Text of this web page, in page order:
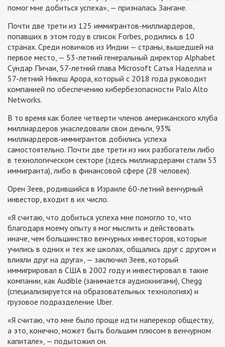
помог мне добиться успеха», — призналась Зангане.
Почти две трети из 125 иммигрантов-миллиардеров,
попавших в этом году в список Forbes, родились в 10
странах. Среди новичков из Индии — страны, вышедшей на
первое место, — 53-летний генеральный директор Alphabet
Сундар Пичаи, 57-летний глава Microsoft Сатья Наделла и
57-летний Никеш Арора, который с 2018 года руководит
компанией по обеспечению кибербезопасности Palo Alto
Networks.
В то время как более четверти членов американского клуба
миллиардеров унаследовали свои деньги, 93%
миллиардеров-иммигрантов добились успеха
самостоятельно. Почти две трети из них разбогатели либо
в технологическом секторе (здесь миллиардерами стали 53
иммигранта), либо в финансовой сфере (28 человек).
Орен Зеев, родившийся в Израиле 60-летний венчурный
инвестор, входит в их число.
«Я считаю, что добиться успеха мне помогло то, что
благодаря моему опыту я мог мыслить и действовать
иначе, чем большинство венчурных инвесторов, которые
учились в одних и тех же школах, общались друг с другом и
влияли друг на друга», — заключил Зеев, который
иммигрировал в США в 2002 году и инвестировал в такие
компании, как Audible (занимается аудиокнигами), Chegg
(специализируется на образовательных технологиях) и
грузовое подразделение Uber.
«Я считаю, что мне было проще идти наперекор обществу,
а это, конечно, может быть большим плюсом в венчурном
капитале», — подытожил он.